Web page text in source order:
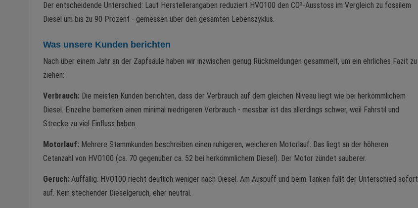
Der entscheidende Unterschied: Laut Herstellerangaben reduziert HVO100 den CO²-Ausstoss im Vergleich zu fossilem
Diesel um bis zu 90 Prozent - gemessen über den gesamten Lebenszyklus.
Was unsere Kunden berichten
Nach über einem Jahr an der Zapfsäule haben wir inzwischen genug Rückmeldungen gesammelt, um ein ehrliches Fazit zu
ziehen:
Verbrauch: Die meisten Kunden berichten, dass der Verbrauch auf dem gleichen Niveau liegt wie bei herkömmlichem
Diesel. Einzelne bemerken einen minimal niedrigeren Verbrauch - messbar ist das allerdings schwer, weil Fahrstil und
Strecke zu viel Einfluss haben.
Motorlauf: Mehrere Stammkunden beschreiben einen ruhigeren, weicheren Motorlauf. Das liegt an der höheren
Cetanzahl von HVO100 (ca. 70 gegenüber ca. 52 bei herkömmlichem Diesel). Der Motor zündet sauberer.
Geruch: Auffällig. HVO100 riecht deutlich weniger nach Diesel. Am Auspuff und beim Tanken fällt der Unterschied sofort
auf. Kein stechender Dieselgeruch, eher neutral.